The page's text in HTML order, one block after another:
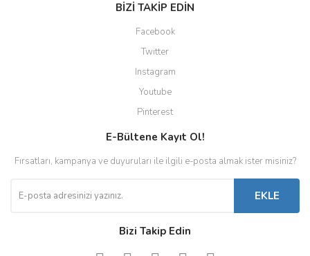
BİZİ TAKİP EDİN
Facebook
Twitter
Instagram
Youtube
Pinterest
E-Bültene Kayıt Ol!
Fırsatları, kampanya ve duyuruları ile ilgili e-posta almak ister misiniz?
EKLE
Bizi Takip Edin